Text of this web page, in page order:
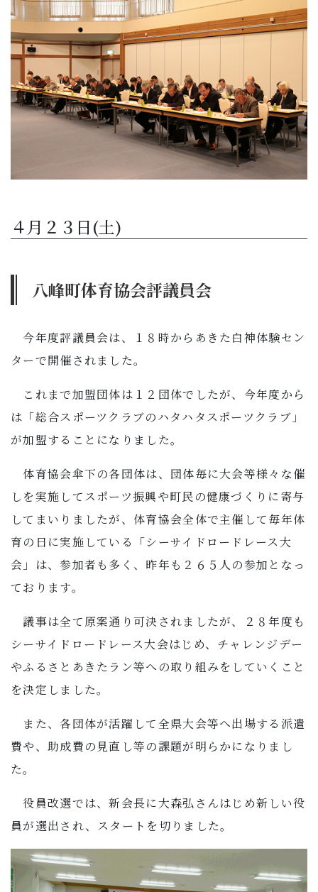
４月２３日(土)
八峰町体育協会評議員会
今年度評議員会は、１８時からあきた白神体験セン
ターで開催されました。
これまで加盟団体は１２団体でしたが、今年度から
は「総合スポーツクラブのハタハタスポーツクラブ」
が加盟することになりました。
体育協会傘下の各団体は、団体毎に大会等様々な催
しを実施してスポーツ振興や町民の健康づくりに寄与
してまいりましたが、体育協会全体で主催して毎年体
育の日に実施している「シーサイドロードレース大
会」は、参加者も多く、昨年も２６５人の参加となっ
ております。
議事は全て原案通り可決されましたが、２８年度も
シーサイドロードレース大会はじめ、チャレンジデー
やふるさとあきたラン等への取り組みをしていくこと
を決定しました。
また、各団体が活躍して全県大会等へ出場する派遣
費や、助成費の見直し等の課題が明らかになりまし
た。
役員改選では、新会長に大森弘さんはじめ新しい役
員が選出され、スタートを切りました。